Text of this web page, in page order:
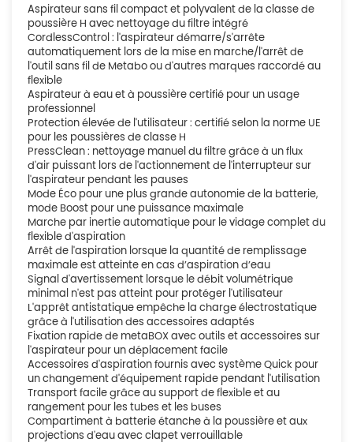
Aspirateur sans fil compact et polyvalent de la classe de
poussière H avec nettoyage du filtre intégré
CordlessControl : l'aspirateur démarre/s'arrête
automatiquement lors de la mise en marche/l'arrêt de
l'outil sans fil de Metabo ou d'autres marques raccordé au
flexible
Aspirateur à eau et à poussière certifié pour un usage
professionnel
Protection élevée de l'utilisateur : certifié selon la norme UE
pour les poussières de classe H
PressClean : nettoyage manuel du filtre grâce à un flux
d'air puissant lors de l'actionnement de l'interrupteur sur
l'aspirateur pendant les pauses
Mode Éco pour une plus grande autonomie de la batterie,
mode Boost pour une puissance maximale
Marche par inertie automatique pour le vidage complet du
flexible d'aspiration
Arrêt de l'aspiration lorsque la quantité de remplissage
maximale est atteinte en cas d’aspiration d’eau
Signal d'avertissement lorsque le débit volumétrique
minimal n'est pas atteint pour protéger l'utilisateur
L'apprêt antistatique empêche la charge électrostatique
grâce à l'utilisation des accessoires adaptés
Fixation rapide de metaBOX avec outils et accessoires sur
l'aspirateur pour un déplacement facile
Accessoires d'aspiration fournis avec système Quick pour
un changement d'équipement rapide pendant l'utilisation
Transport facile grâce au support de flexible et au
rangement pour les tubes et les buses
Compartiment à batterie étanche à la poussière et aux
projections d'eau avec clapet verrouillable